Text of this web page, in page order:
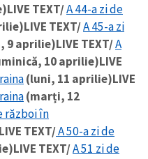
LIVE TEXT/A 44-a zi de
LIVE TEXT/A 45-a zi
9 aprilie)LIVE TEXT/A
10 aprilie)LIVE
(luni, 11 aprilie)LIVE
(marți, 12
război în
LIVE TEXT/A 50-a zi de
LIVE TEXT/A 51 zi de